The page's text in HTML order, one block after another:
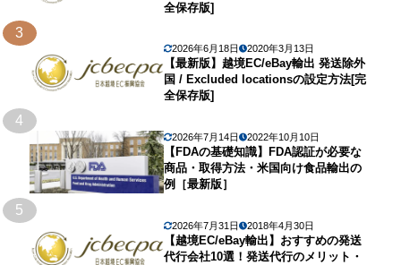
全保存版]
3
2026年6月18日 2020年3月13日
【最新版】越境EC/eBay輸出 発送除外
国 / Excluded locationsの設定方法[完
全保存版]
4
2026年7月14日 2022年10月10日
【FDAの基礎知識】FDA認証が必要な
商品・取得方法・米国向け食品輸出の
例［最新版］
5
2026年7月31日 2018年4月30日
【越境EC/eBay輸出】おすすめの発送
代行会社10選！発送代行のメリット・